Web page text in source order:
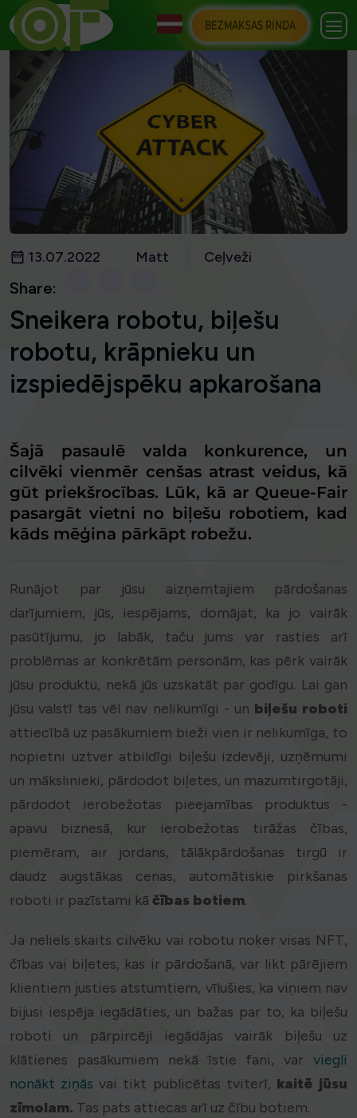
BEZMAKSAS RINDA
13.07.2022 Matt Ceļveži
Share:
Sneikera robotu, biļešu
robotu, krāpnieku un
izspiedējspēku apkarošana
Šajā pasaulē valda konkurence, un
cilvēki vienmēr cenšas atrast veidus, kā
gūt priekšrocības. Lūk, kā ar Queue-Fair
pasargāt vietni no biļešu robotiem, kad
kāds mēģina pārkāpt robežu.
Runājot par jūsu aizņemtajiem pārdošanas
darījumiem, jūs, iespējams, domājat, ka jo vairāk
pasūtījumu, jo labāk, taču jums var rasties arī
problēmas ar konkrētām personām, kas pērk vairāk
jūsu produktu, nekā jūs uzskatāt par godīgu. Lai gan
jūsu valstī tas vēl nav nelikumīgi - un biļešu roboti
attiecībā uz pasākumiem bieži vien ir nelikumīga, to
nopietni uztver atbildīgi biļešu izdevēji, uzņēmumi
un mākslinieki, pārdodot biļetes, un mazumtirgotāji,
pārdodot ierobežotas pieejamības produktus -
apavu biznesā, kur ierobežotas tirāžas čības,
piemēram, air jordans, tālākpārdošanas tirgū ir
daudz augstākas cenas, automātiskie pirkšanas
roboti ir pazīstami kā čības botiem.
Ja neliels skaits cilvēku vai robotu noķer visas NFT,
čības vai biļetes, kas ir pārdošanā, var likt pārējiem
klientiem justies atstumtiem, vīlušies, ka viņiem nav
bijusi iespēja iegādāties, un bažas par to, ka biļešu
roboti un pārpircēji iegādājas vairāk biļešu uz
klātienes pasākumiem nekā īstie fani, var viegli
nonākt ziņās vai tikt publicētas tviterī, kaitē jūsu
zīmolam. Tas pats attiecas arī uz čību botiem.